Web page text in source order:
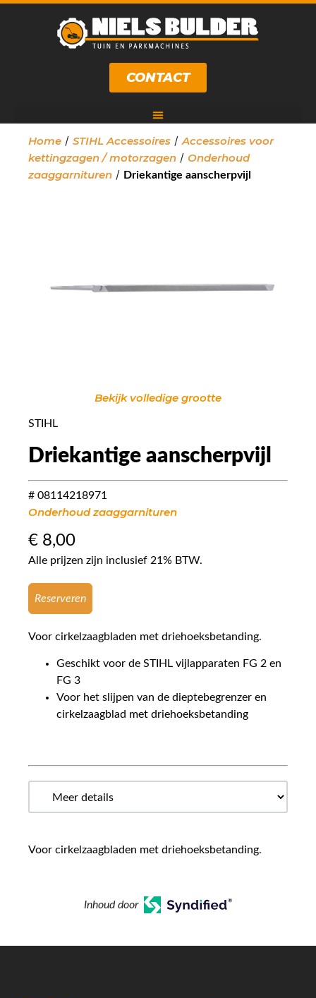
CONTACT
Home / STIHL Accessoires / Accessoires voor
kettingzagen / motorzagen / Onderhoud
zaaggarnituren / Driekantige aanscherpvijl
Bekijk volledige grootte
STIHL
Driekantige aanscherpvijl
# 08114218971
Onderhoud zaaggarnituren
€ 8,00
Alle prijzen zijn inclusief 21% BTW.
Reserveren
Voor cirkelzaagbladen met driehoeksbetanding.
Geschikt voor de STIHL vijlapparaten FG 2 en
FG 3
Voor het slijpen van de dieptebegrenzer en
cirkelzaagblad met driehoeksbetanding
Voor cirkelzaagbladen met driehoeksbetanding.
Inhoud door